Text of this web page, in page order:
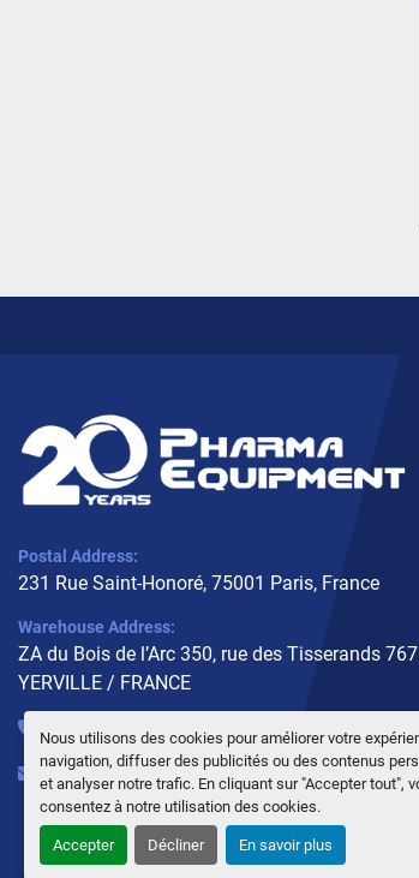
Nous utilisons des cookies pour améliorer votre
navigation, diffuser des publicités ou des contenus
et analyser notre trafic. En cliquant sur "Accepter tout",
consentez à notre utilisation des cookies.
Accepter Décliner En savoir plus
Postal Address:
231 Rue Saint-Honoré, 75001 Paris, France
Warehouse Address:
ZA du Bois de l’Arc 350, rue des Tisserands
YERVILLE / FRANCE
+33 (0)6 10 02 31 93
info@pharmaequipment.fr